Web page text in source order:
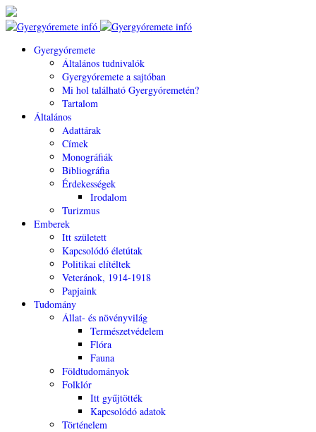
Gyergyóremete
Általános tudnivalók
Gyergyóremete a sajtóban
Mi hol található Gyergyóremetén?
Tartalom
Általános
Adattárak
Címek
Monográfiák
Bibliográfia
Érdekességek
Irodalom
Turizmus
Emberek
Itt született
Kapcsolódó életútak
Politikai elítéltek
Veteránok, 1914-1918
Papjaink
Tudomány
Állat- és növényvilág
Természetvédelem
Flóra
Fauna
Földtudományok
Folklór
Itt gyűjtötték
Kapcsolódó adatok
Történelem